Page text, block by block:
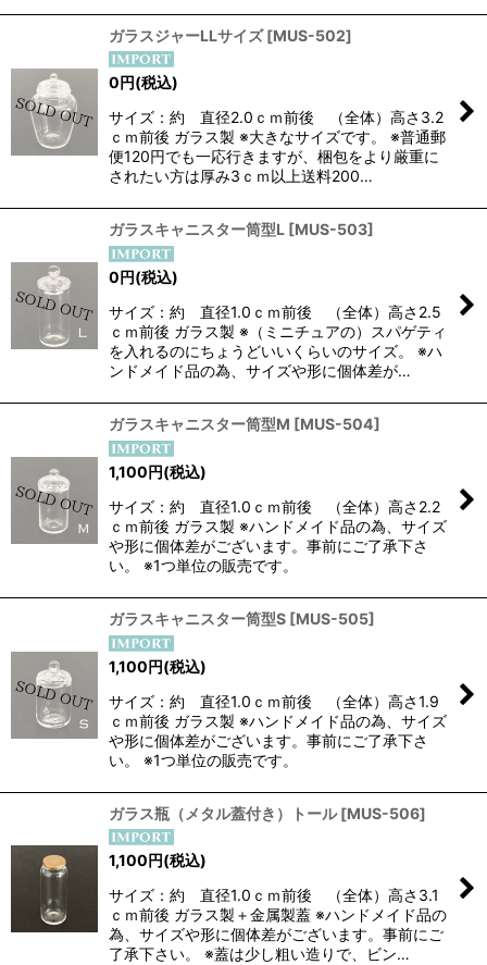
ガラスジャーLLサイズ [MUS-502]
0 円(税込)
サイズ：約 直径2.0ｃｍ前後 （全体）高さ3.2
ｃｍ前後 ガラス製 ※大きなサイズです。 ※普通郵
便120円でも一応行きますが、梱包をより厳重に
されたい方は厚み3ｃｍ以上送料200…
ガラスキャニスター筒型L [MUS-503]
0円(税込)
サイズ：約 直径1.0ｃｍ前後 （全体）高さ2.5
ｃｍ前後 ガラス製 ※（ミニチュアの）スパゲティ
を入れるのにちょうどいいくらいのサイズ。 ※ハ
ンドメイド品の為、サイズや形に個体差が…
ガラスキャニスター筒型M [MUS-504]
1,100円(税込)
サイズ：約 直径1.0ｃｍ前後 （全体）高さ2.2
ｃｍ前後 ガラス製 ※ハンドメイド品の為、サイズ
や形に個体差がございます。事前にご了承下さ
い。 ※1つ単位の販売です。
ガラスキャニスター筒型S [MUS-505]
1,100円(税込)
サイズ：約 直径1.0ｃｍ前後 （全体）高さ1.9
ｃｍ前後 ガラス製 ※ハンドメイド品の為、サイズ
や形に個体差がございます。事前にご了承下さ
い。 ※1つ単位の販売です。
ガラス瓶（メタル蓋付き）トール [MUS-506]
1,100円(税込)
サイズ：約 直径1.0ｃｍ前後 （全体）高さ3.1
ｃｍ前後 ガラス製＋金属製蓋 ※ハンドメイド品の
為、サイズや形に個体差がございます。事前にご
了承下さい。 ※蓋は少し粗い造りで、ビン…